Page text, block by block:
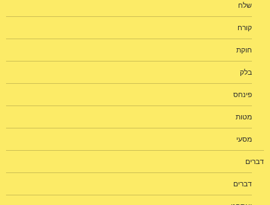
שלח
קורח
חוקת
בלק
פינחס
מטות
מסעי
דברים
דברים